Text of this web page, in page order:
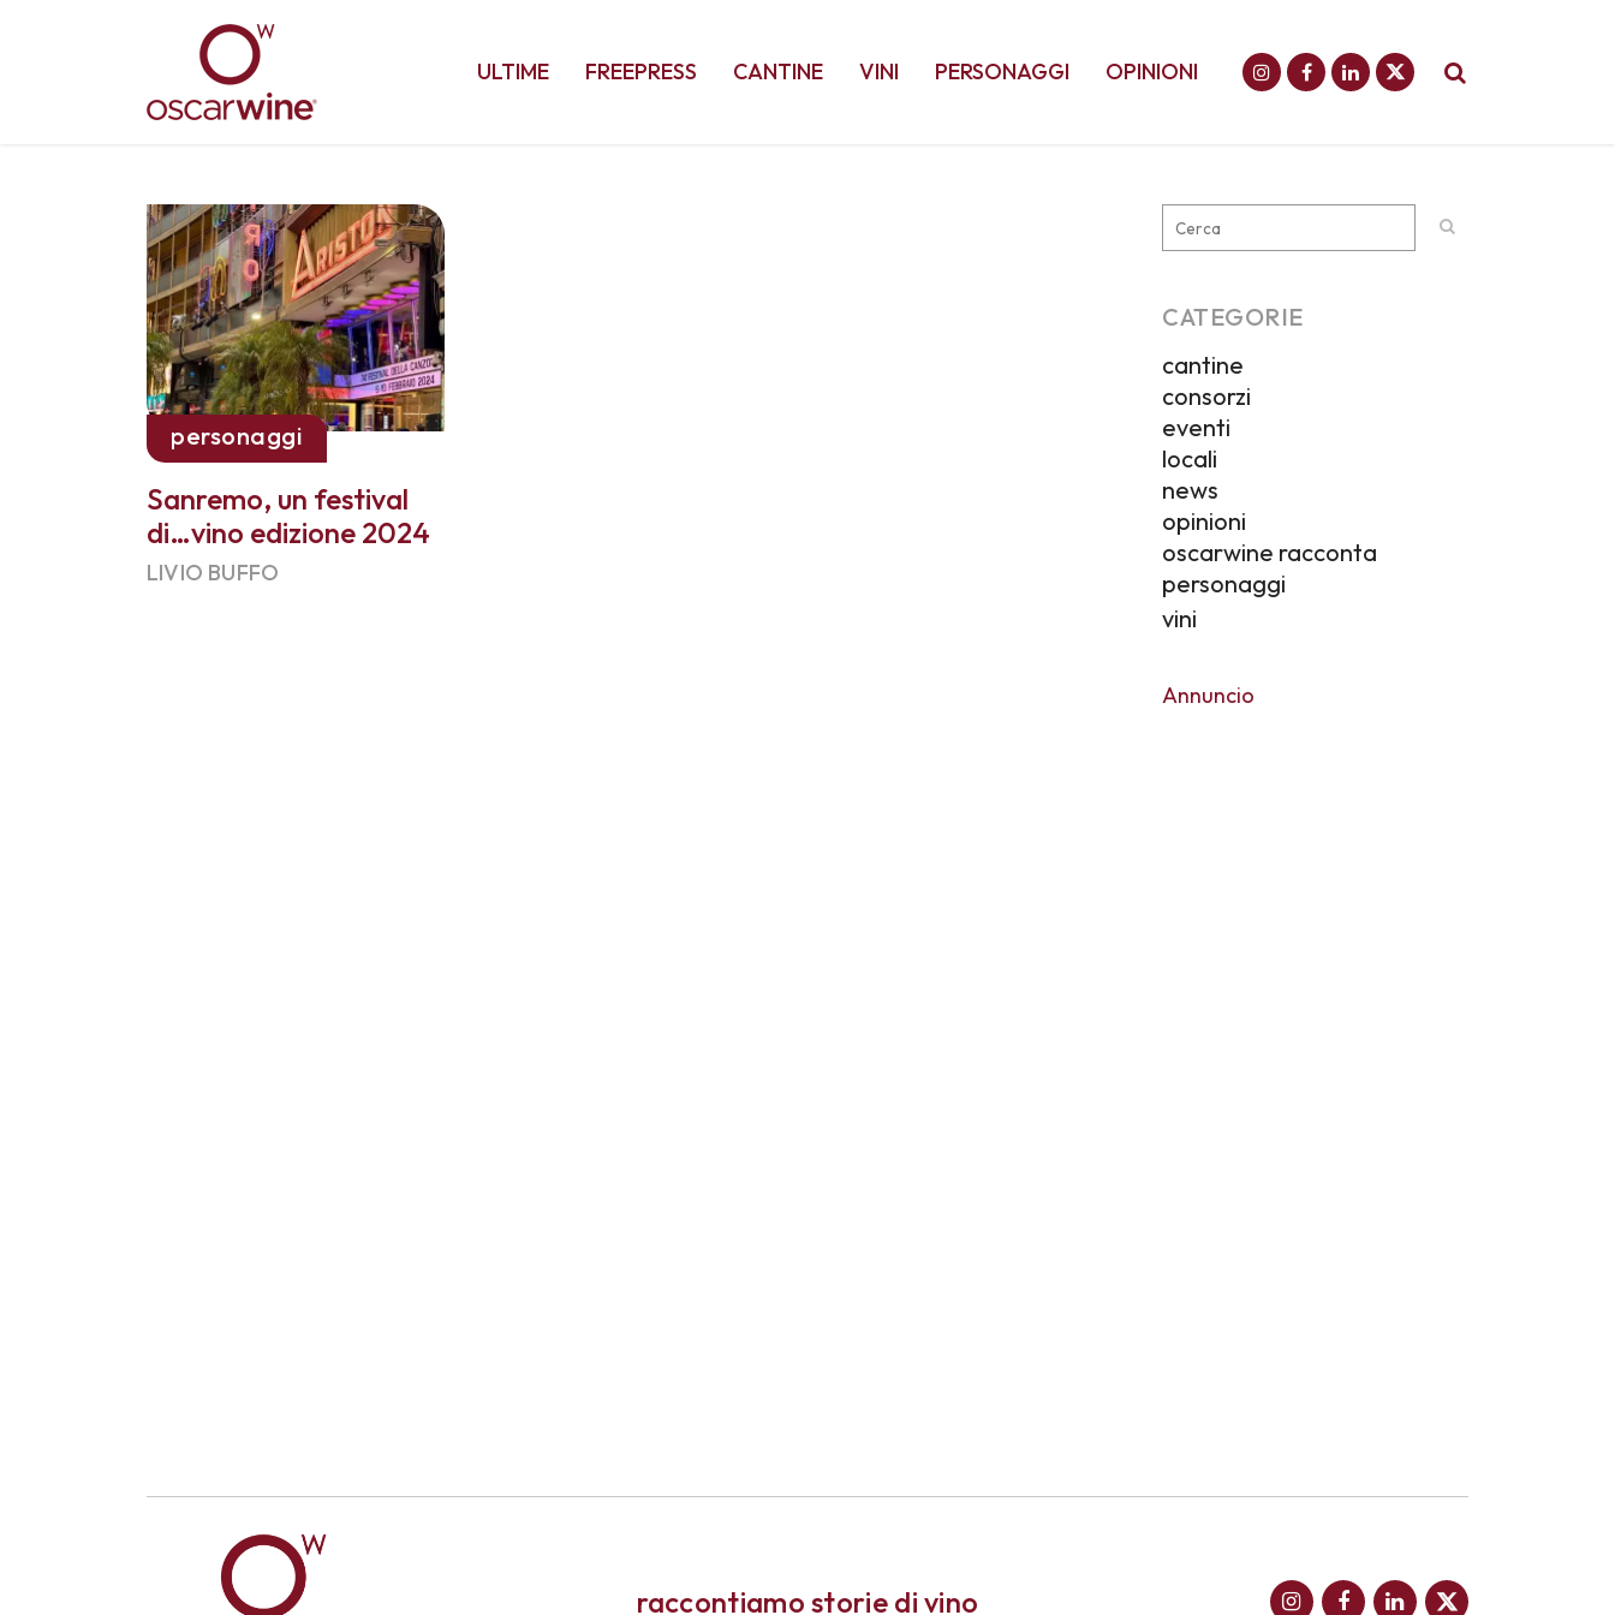
ULTIME FREEPRESS CANTINE VINI PERSONAGGI OPINIONI
personaggi
Sanremo, un festival
di…vino edizione 2024
LIVIO BUFFO
CATEGORIE
cantine
consorzi
eventi
locali
news
opinioni
oscarwine racconta
personaggi
vini
Annuncio
raccontiamo storie di vino